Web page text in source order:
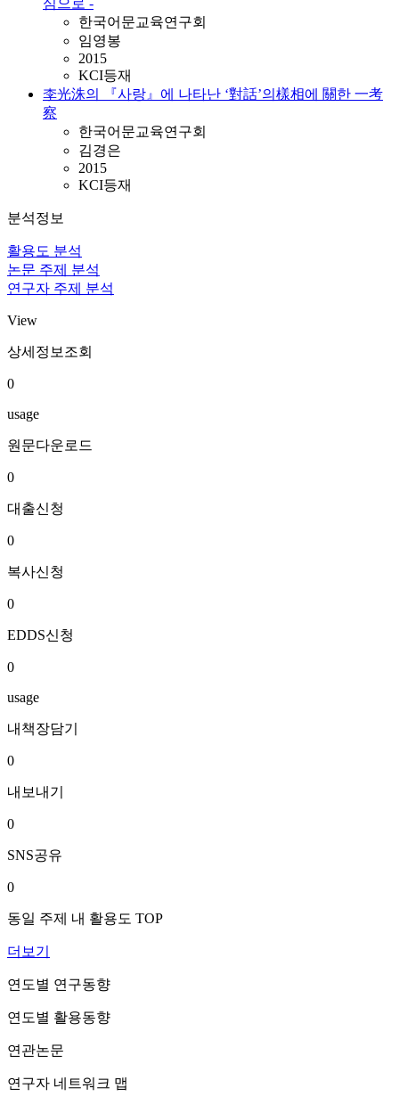
심으로 -
한국어문교육연구회
임영봉
2015
KCI등재
李光洙의 『사랑』에 나타난 ‘對話’의樣相에 關한 一考
察
한국어문교육연구회
김경은
2015
KCI등재
분석정보
활용도 분석
논문 주제 분석
연구자 주제 분석
View
상세정보조회
0
usage
원문다운로드
0
대출신청
0
복사신청
0
EDDS신청
0
usage
내책장담기
0
내보내기
0
SNS공유
0
동일 주제 내 활용도 TOP
더보기
연도별 연구동향
연도별 활용동향
연관논문
연구자 네트워크 맵